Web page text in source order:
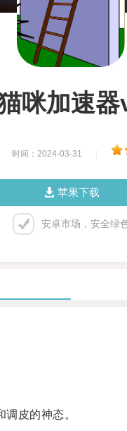
咪加速
时间：2024-03-31
苹果下载
安卓市场，安全绿
皮的神态。